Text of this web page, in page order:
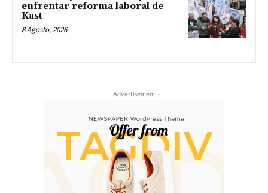
enfrentar reforma laboral de
Kast
8 Agosto, 2026
- Advertisement -